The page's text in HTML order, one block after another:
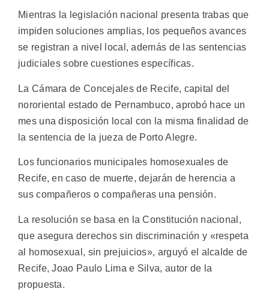
Mientras la legislación nacional presenta trabas que
impiden soluciones amplias, los pequeños avances
se registran a nivel local, además de las sentencias
judiciales sobre cuestiones específicas.
La Cámara de Concejales de Recife, capital del
nororiental estado de Pernambuco, aprobó hace un
mes una disposición local con la misma finalidad de
la sentencia de la jueza de Porto Alegre.
Los funcionarios municipales homosexuales de
Recife, en caso de muerte, dejarán de herencia a
sus compañeros o compañeras una pensión.
La resolución se basa en la Constitución nacional,
que asegura derechos sin discriminación y «respeta
al homosexual, sin prejuicios», arguyó el alcalde de
Recife, Joao Paulo Lima e Silva, autor de la
propuesta.